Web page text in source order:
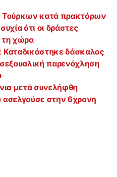
Τούρκων κατά πρακτόρων
ότι οι δράστες
τη χώρα
δάσκαλος
παρενόχληση
μετά συνελήφθη
στην 6χρονη